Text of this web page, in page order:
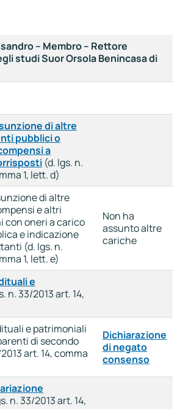
– Membro – Rettore
studi Suor Orsola Benincasa di
di altre
pubblici o
a
(d. lgs. n.
1, lett. d)
di altre
e altri
con oneri a carico
e indicazione
(d. lgs. n.
1, lett. e)
Non ha
assunto altre
cariche
e
n. 33/2013 art. 14,
e patrimoniali
di secondo
art. 14, comma
Dichiarazione
di negato
consenso
n. 33/2013 art. 14,